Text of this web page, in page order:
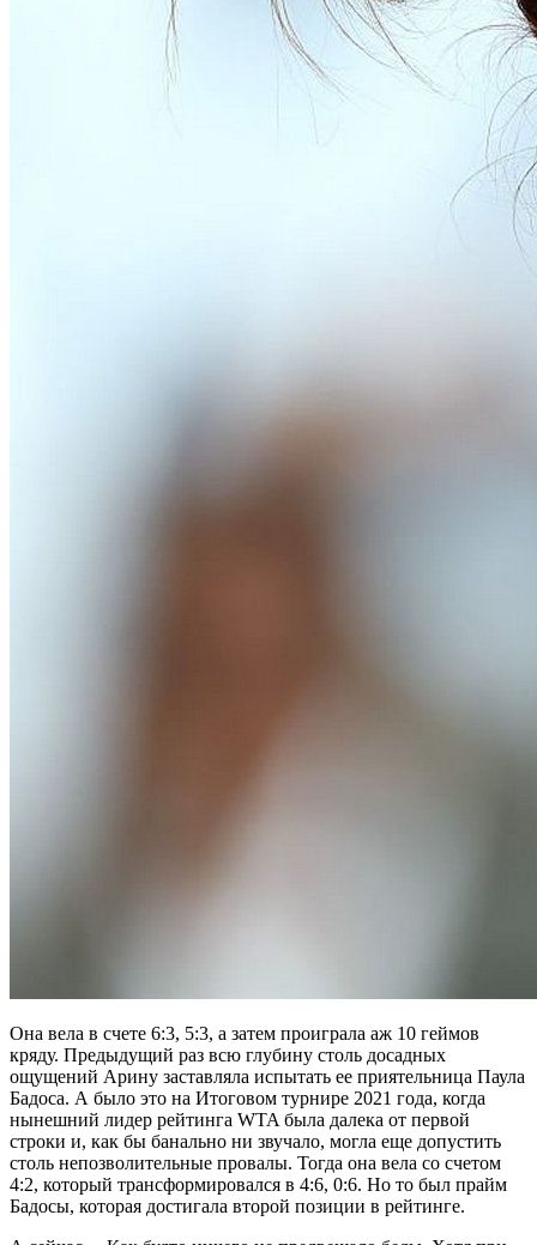
Она вела в счете 6:3, 5:3, а затем проиграла аж 10 геймов
кряду. Предыдущий раз всю глубину столь досадных
ощущений Арину заставляла испытать ее приятельница Паула
Бадоса. А было это на Итоговом турнире 2021 года, когда
нынешний лидер рейтинга WTA была далека от первой
строки и, как бы банально ни звучало, могла еще допустить
столь непозволительные провалы. Тогда она вела со счетом
4:2, который трансформировался в 4:6, 0:6. Но то был прайм
Бадосы, которая достигала второй позиции в рейтинге.